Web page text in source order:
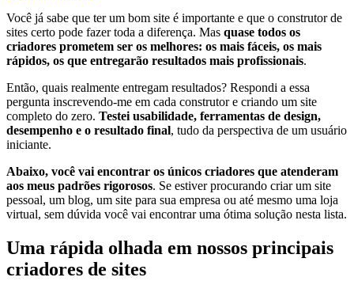
Você já sabe que ter um bom site é importante e que o construtor de
sites certo pode fazer toda a diferença. Mas quase todos os
criadores prometem ser os melhores: os mais fáceis, os mais
rápidos, os que entregarão resultados mais profissionais.
Então, quais realmente entregam resultados? Respondi a essa
pergunta inscrevendo-me em cada construtor e criando um site
completo do zero. Testei usabilidade, ferramentas de design,
desempenho e o resultado final, tudo da perspectiva de um usuário
iniciante.
Abaixo, você vai encontrar os únicos criadores que atenderam
aos meus padrões rigorosos. Se estiver procurando criar um site
pessoal, um blog, um site para sua empresa ou até mesmo uma loja
virtual, sem dúvida você vai encontrar uma ótima solução nesta lista.
Uma rápida olhada em nossos principais
criadores de sites